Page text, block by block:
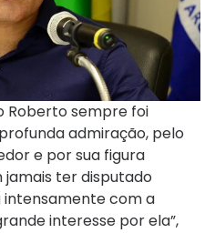
Roberto sempre foi
admiração, pelo
e por sua figura
jamais ter disputado
intensamente com a
interesse por ela”,